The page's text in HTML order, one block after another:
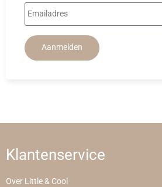
Aanmelden
Klantenservice
Over Little & Cool